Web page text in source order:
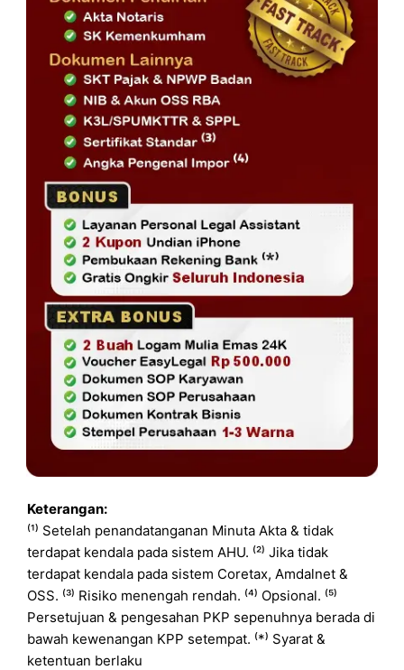
Keterangan:
⁽¹⁾ Setelah penandatanganan Minuta Akta & tidak
terdapat kendala pada sistem AHU. ⁽²⁾ Jika tidak
terdapat kendala pada sistem Coretax, Amdalnet &
OSS. ⁽³⁾ Risiko menengah rendah. ⁽⁴⁾ Opsional. ⁽⁵⁾
Persetujuan & pengesahan PKP sepenuhnya berada di
bawah kewenangan KPP setempat. ⁽*⁾ Syarat &
ketentuan berlaku